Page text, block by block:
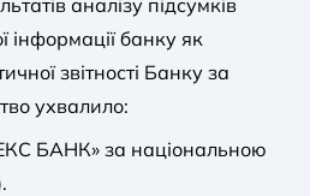
аналізу підсумків
інформації банку як
звітності Банку за
ухвалило:
БАНК» за національною